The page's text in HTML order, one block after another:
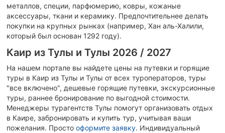
металлов, специи, парфюмерию, ковры, кожаные
аксессуары, ткани и керамику. Предпочтительнее делать
покупки на крупных рынках (например, Хан аль-Халили,
который был основан 1292 году).
Каир из Тулы и Тулы 2026 / 2027
На нашем портале вы найдете цены на путевки и горящие
туры в Каир из Тулы и Тулы от всех туроператоров, туры
"все включено", дешевые горящие путевки, экскурсионные
туры, раннее бронирование по выгодной стоимости.
Менеджеры турагентств Тулы помогут организовать отдых
в Каире, забронировать и купить тур, учитывая ваши
пожелания. Просто оформите заявку. Индивидуальный